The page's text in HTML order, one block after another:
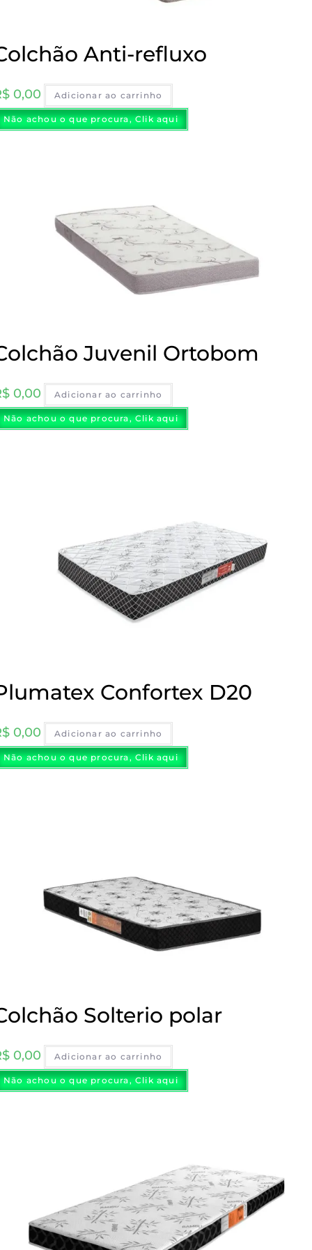
Anti-refluxo
0,00 Adicionar ao carrinho
Não achou o que procura, Clik aqui
Juvenil Ortobom
0,00 Adicionar ao carrinho
Não achou o que procura, Clik aqui
Confortex D20
0,00 Adicionar ao carrinho
Não achou o que procura, Clik aqui
Solterio polar
0,00 Adicionar ao carrinho
Não achou o que procura, Clik aqui